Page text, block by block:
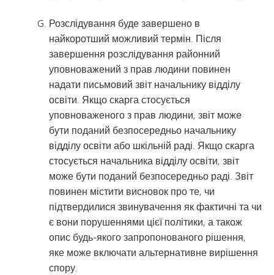
Розслідування буде завершено в
найкоротший можливий термін. Після
завершення розслідування районний
уповноважений з прав людини повинен
надати письмовий звіт начальнику відділу
освіти. Якщо скарга стосується
уповноваженого з прав людини, звіт може
бути поданий безпосередньо начальнику
відділу освіти або шкільній раді. Якщо скарга
стосується начальника відділу освіти, звіт
може бути поданий безпосередньо раді. Звіт
повинен містити висновок про те, чи
підтвердилися звинувачення як фактичні та чи
є вони порушеннями цієї політики, а також
опис будь-якого запропонованого рішення,
яке може включати альтернативне вирішення
спору.